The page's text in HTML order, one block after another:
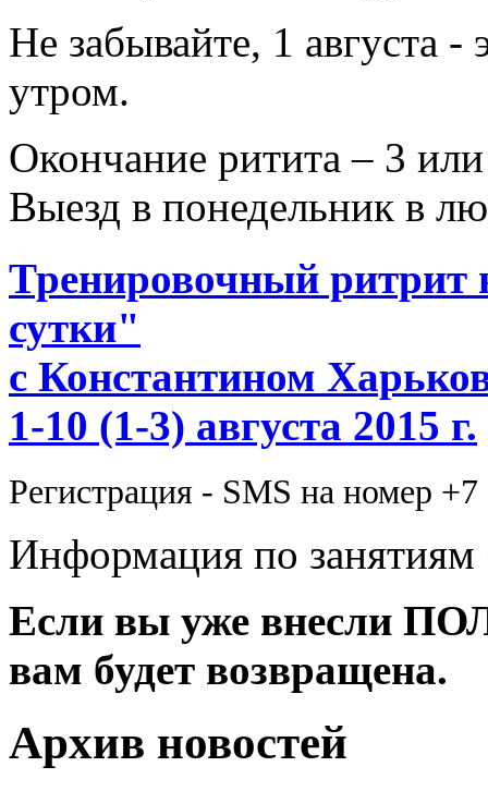
Не забывайте, 1 августа
утром.
Окончание ритита – 3
Выезд в понедельник в
Тренировочный ритрит
сутки"
с Константином
1-10 (1-3) августа 2015 г.
Регистрация - SMS на номер
Информация по
Если вы уже внесли
вам будет возвращена.
Архив новостей